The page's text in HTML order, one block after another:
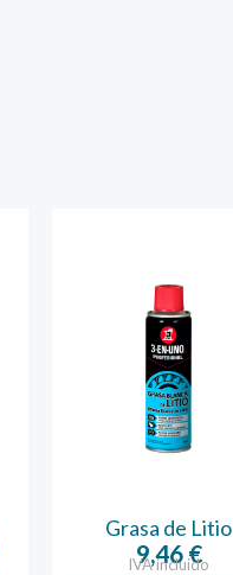
Grasa de Litio
9,46€
IVA incluido